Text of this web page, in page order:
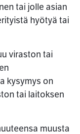
tai jolle asian
hyötyä tai
viraston tai
kysymys on
tai laitoksen
muusta